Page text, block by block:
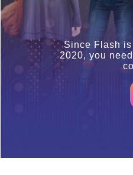
Since Flash
2020, you